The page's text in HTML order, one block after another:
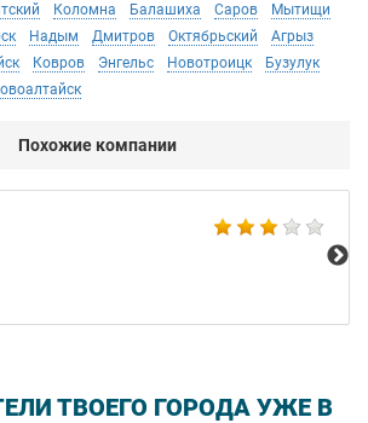
Коломна Балашиха Саров
Мытищи
Надым Дмитров Октябрьский
Агрыз
Ковров Энгельс Новотроицк
Бузулук
Похожие компании
ТВОЕГО ГОРОДА УЖЕ В